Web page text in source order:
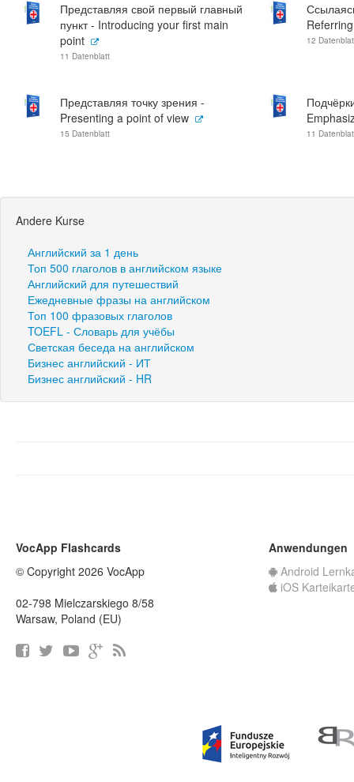
Представляя свой первый главный
пункт - Introducing your first main
point
11 Datenblatt
12
Представляя точку зрения -
Presenting a point of view
15 Datenblatt 11
Andere Kurse
Английский за 1 день
Топ 500 глаголов в английском языке
Английский для путешествий
Ежедневные фразы на английском
Топ 100 фразовых глаголов
TOEFL - Словарь для учёбы
Светская беседа на английском
Бизнес английский - ИТ
Бизнес английский - HR
VocApp Flashcards
© Copyright 2026 VocApp
02-798 Mielczarskiego 8/58
Warsaw, Poland (EU)
Anwendungen
Android
iOS